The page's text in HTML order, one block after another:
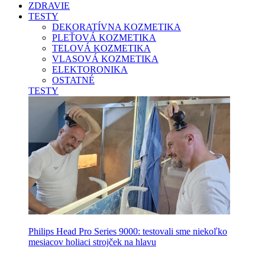
ZDRAVIE
TESTY
DEKORATÍVNA KOZMETIKA
PLEŤOVÁ KOZMETIKA
TELOVÁ KOZMETIKA
VLASOVÁ KOZMETIKA
ELEKTORONIKA
OSTATNÉ
TESTY
Philips Head Pro Series 9000: testovali sme niekoľko
mesiacov holiaci strojček na hlavu